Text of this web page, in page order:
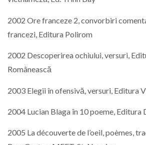
2002 Ore franceze 2, convorbiri
francezi, Editura Polirom
2002 Descoperirea ochiului, versuri,
Românească
2003 Elegii în ofensivă, versuri, Editura
2004 Lucian Blaga în 10 poeme, Editura
2005 La découverte de l’oeil, poèmes,